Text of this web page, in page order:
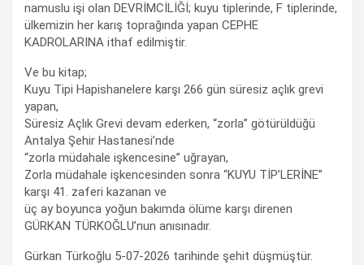
namuslu işi olan DEVRİMCİLİĞİ; kuyu tiplerinde, F tiplerinde,
ülkemizin her karış toprağında yapan CEPHE
KADROLARINA ithaf edilmiştir.
Ve bu kitap;
Kuyu Tipi Hapishanelere karşı 266 gün süresiz açlık grevi
yapan,
Süresiz Açlık Grevi devam ederken, “zorla” götürüldüğü
Antalya Şehir Hastanesi’nde
“zorla müdahale işkencesine” uğrayan,
Zorla müdahale işkencesinden sonra “KUYU TİP’LERİNE”
karşı 41. zaferi kazanan ve
üç ay boyunca yoğun bakımda ölüme karşı direnen
GÜRKAN TÜRKOĞLU’nun anısınadır.
Gürkan Türkoğlu 5-07-2026 tarihinde şehit düşmüştür.